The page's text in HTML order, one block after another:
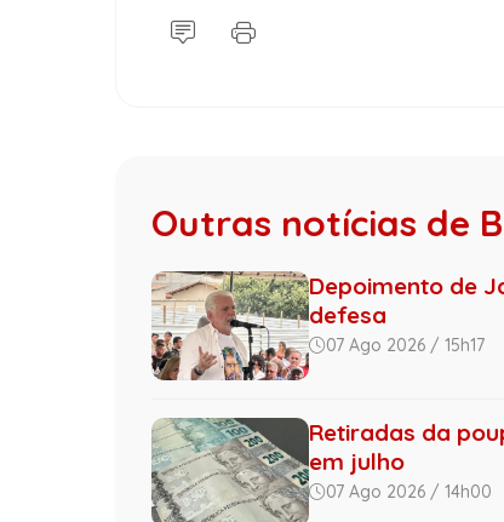
Outras notícias de
Depoimento de
defesa
07 Ago 2026 / 15h17
Retiradas da
em julho
07 Ago 2026 / 14h00